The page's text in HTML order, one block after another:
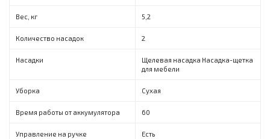
Вес, кг 5,2
Количество насадок 2
Насадки
Щелевая насадка Насадка-щетка
для мебели
Уборка Сухая
Время работы от аккумулятора 60
Управление на ручке Есть